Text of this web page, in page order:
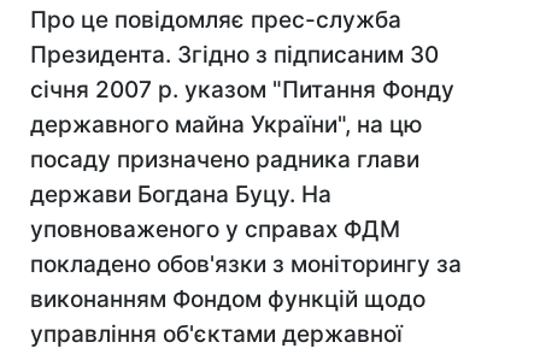
Про це повідомляє прес-служба
Президента. Згідно з підписаним 30
січня 2007 р. указом "Питання Фонду
державного майна України", на цю
посаду призначено радника глави
держави Богдана Буцу. На
уповноваженого у справах ФДМ
покладено обов'язки з моніторингу за
виконанням Фондом функцій щодо
управління об'єктами державної